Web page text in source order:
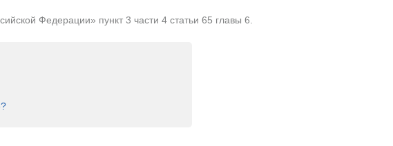
Федерации» пункт 3 части 4 статьи 65 главы 6.